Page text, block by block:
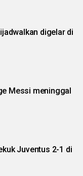
digelar di
Messi meninggal
Juventus 2-1 di